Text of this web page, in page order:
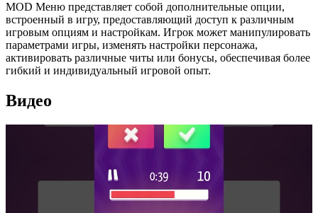
MOD Меню представляет собой дополнительные опции,
встроенный в игру, предоставляющий доступ к различным
игровым опциям и настройкам. Игрок может манипулировать
параметрами игры, изменять настройки персонажа,
активировать различные читы или бонусы, обеспечивая более
гибкий и индивидуальный игровой опыт.
Видео